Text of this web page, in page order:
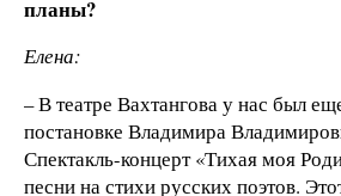
планы?
Елена:
– В театре Вахтангова у нас был
постановке Владимира
Спектакль-концерт «Тихая моя
песни на стихи русских поэтов.